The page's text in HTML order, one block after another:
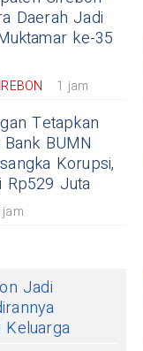
Daerah Jadi
ke-35
1 jam
Tetapkan
BUMN
Korupsi,
Rp529 Juta
Jadi